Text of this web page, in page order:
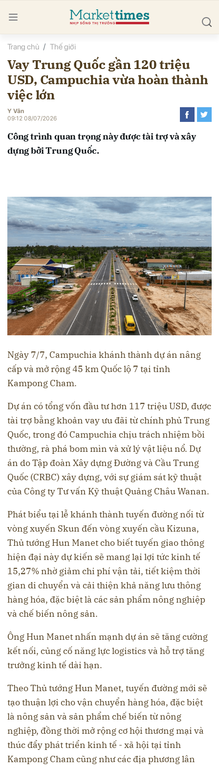
Trang chủ Thế giới
Vay Trung Quốc gần 120 triệu
USD, Campuchia vừa hoàn thành
việc lớn
Y Vân
09:12 08/07/2026
Công trình quan trọng này được tài trợ và xây
dựng bởi Trung Quốc.
Ngày 7/7, Campuchia khánh thành dự án nâng
cấp và mở rộng 45 km Quốc lộ 7 tại tỉnh
Kampong Cham.
Dự án có tổng vốn đầu tư hơn 117 triệu USD, được
tài trợ bằng khoản vay ưu đãi từ chính phủ Trung
Quốc, trong đó Campuchia chịu trách nhiệm bồi
thường, rà phá bom mìn và xử lý vật liệu nổ. Dự
án do Tập đoàn Xây dựng Đường và Cầu Trung
Quốc (CRBC) xây dựng, với sự giám sát kỹ thuật
của Công ty Tư vấn Kỹ thuật Quảng Châu Wanan.
Phát biểu tại lễ khánh thành tuyến đường nối từ
vòng xuyến Skun đến vòng xuyến cầu Kizuna,
Thủ tướng Hun Manet cho biết tuyến giao thông
hiện đại này dự kiến sẽ mang lại lợi tức kinh tế
15,27% nhờ giảm chi phí vận tải, tiết kiệm thời
gian di chuyển và cải thiện khả năng lưu thông
hàng hóa, đặc biệt là các sản phẩm nông nghiệp
và chế biến nông sản.
Ông Hun Manet nhấn mạnh dự án sẽ tăng cường
kết nối, củng cố năng lực logistics và hỗ trợ tăng
trưởng kinh tế dài hạn.
Theo Thủ tướng Hun Manet, tuyến đường mới sẽ
tạo thuận lợi cho vận chuyển hàng hóa, đặc biệt
là nông sản và sản phẩm chế biến từ nông
nghiệp, đồng thời mở rộng cơ hội thương mại và
thúc đẩy phát triển kinh tế - xã hội tại tỉnh
Kampong Cham cũng như các địa phương lân
luận